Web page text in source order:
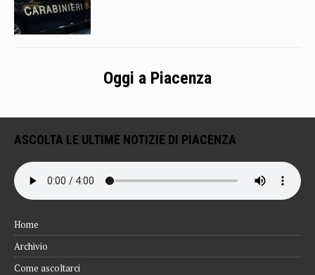
Oggi a Piacenza
ASCOLTA LE ULTIME NOTIZIE DI PIACENZA
Home
Archivio
Come ascoltarci